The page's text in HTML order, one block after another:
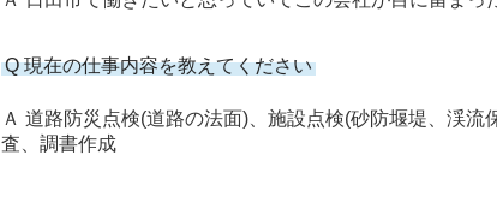
Q 現在の仕事内容を教えてください
Ａ 道路防災点検(道路の法面)、施設点検(砂防堰堤、渓流
査、調書作成